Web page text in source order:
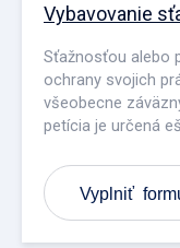
Vybavovanie
Sťažnosťou alebo
ochrany svojich
všeobecne
petícia je určená
Vyplniť